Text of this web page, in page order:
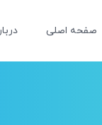
صفحه اصلی